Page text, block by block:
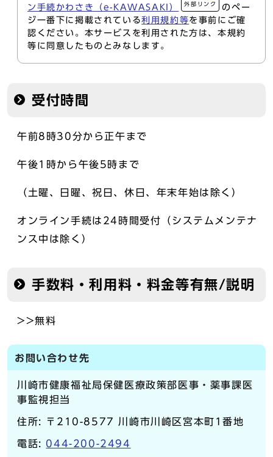
ン手続かわさき（e-KAWASAKI）
外部リンク
のペー
ジ一番下に掲載されている利用規約等を事前にご確
認ください。本サービスを利用された方は、本規約
等に同意したものとみなします。
受付時間
午前8時30分から正午まで
午後1時から午後5時まで
（土曜、日曜、祝日、休日、年末年始は除く）
オンライン手続は24時間受付（システムメンテナ
ンス中は除く）
手数料・利用料・料金等有無/説明
>>無料
お問い合わせ先
川崎市健康福祉局保健医療政策部医事・薬事課医
事監視担当
住所: 〒210-8577 川崎市川崎区宮本町1番地
電話: 044-200-2494